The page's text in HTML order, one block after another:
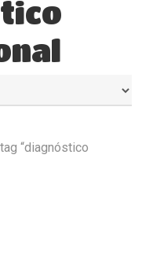
“diagnóstico